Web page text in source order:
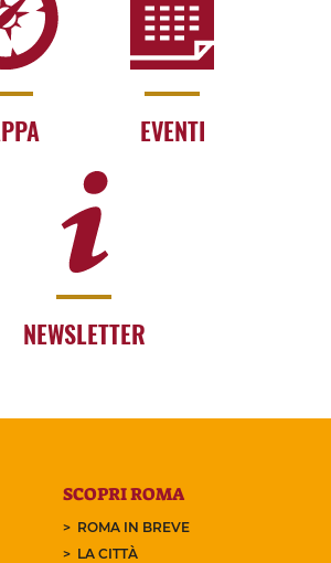
EVENTI
NEWSLETTER
SCOPRI ROMA
ROMA IN BREVE
LA CITTÀ